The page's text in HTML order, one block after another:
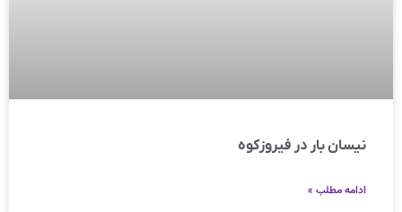
نیسان بار در فیروزکوه
ادامه مطلب »